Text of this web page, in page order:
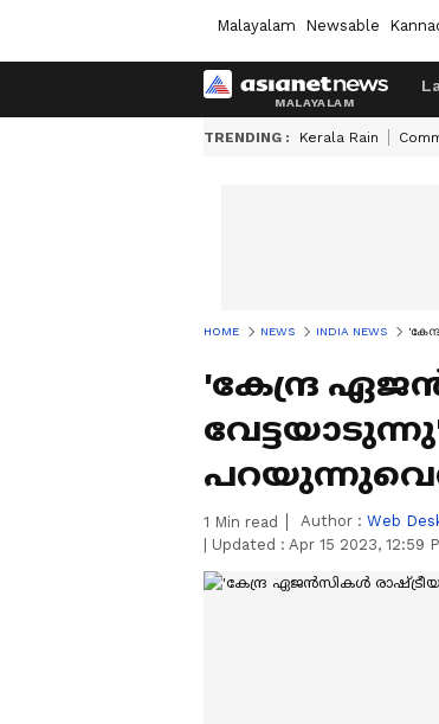
Malayalam Newsable
TRENDING : Kerala Rain
HOME NEWS INDIA NEWS
'കേന്ദ്ര
1 Min read Author : Web
Updated : Apr 15 2023, 12:59